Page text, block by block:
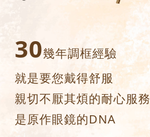
30幾年調框經驗
就是要您戴得舒服
親切不厭其煩的耐心服務
是原作眼鏡的DNA